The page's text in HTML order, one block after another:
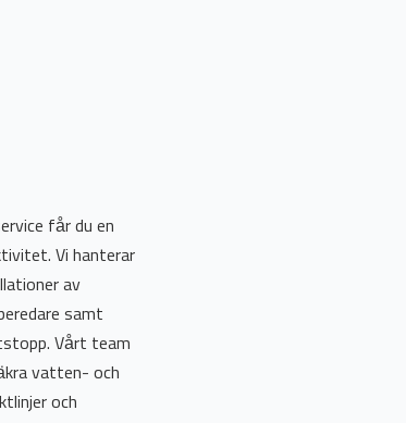
får du en
Vi hanterar
av
samt
Vårt team
vatten- och
och